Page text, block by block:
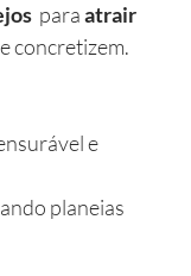
para atrair
concretizem.
e
planeias